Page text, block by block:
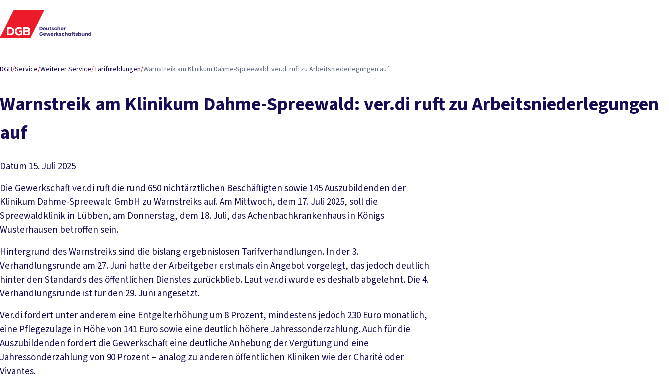
DGB/Service/Weiterer Service/Tarifmeldungen/Warnstreik am Klinikum Dahme-Spreewald: ver.di ruft zu Arbeitsniederlegungen auf
Warnstreik am Klinikum Dahme-Spreewald: ver.di ruft zu Arbeitsniederlegungen
auf
Datum 15. Juli 2025
Die Gewerkschaft ver.di ruft die rund 650 nichtärztlichen Beschäftigten sowie 145 Auszubildenden der
Klinikum Dahme-Spreewald GmbH zu Warnstreiks auf. Am Mittwoch, dem 17. Juli 2025, soll die
Spreewaldklinik in Lübben, am Donnerstag, dem 18. Juli, das Achenbachkrankenhaus in Königs
Wusterhausen betroffen sein.
Hintergrund des Warnstreiks sind die bislang ergebnislosen Tarifverhandlungen. In der 3.
Verhandlungsrunde am 27. Juni hatte der Arbeitgeber erstmals ein Angebot vorgelegt, das jedoch deutlich
hinter den Standards des öffentlichen Dienstes zurückblieb. Laut ver.di wurde es deshalb abgelehnt. Die 4.
Verhandlungsrunde ist für den 29. Juni angesetzt.
Ver.di fordert unter anderem eine Entgelterhöhung um 8 Prozent, mindestens jedoch 230 Euro monatlich,
eine Pflegezulage in Höhe von 141 Euro sowie eine deutlich höhere Jahressonderzahlung. Auch für die
Auszubildenden fordert die Gewerkschaft eine deutliche Anhebung der Vergütung und eine
Jahressonderzahlung von 90 Prozent – analog zu anderen öffentlichen Kliniken wie der Charité oder
Vivantes.